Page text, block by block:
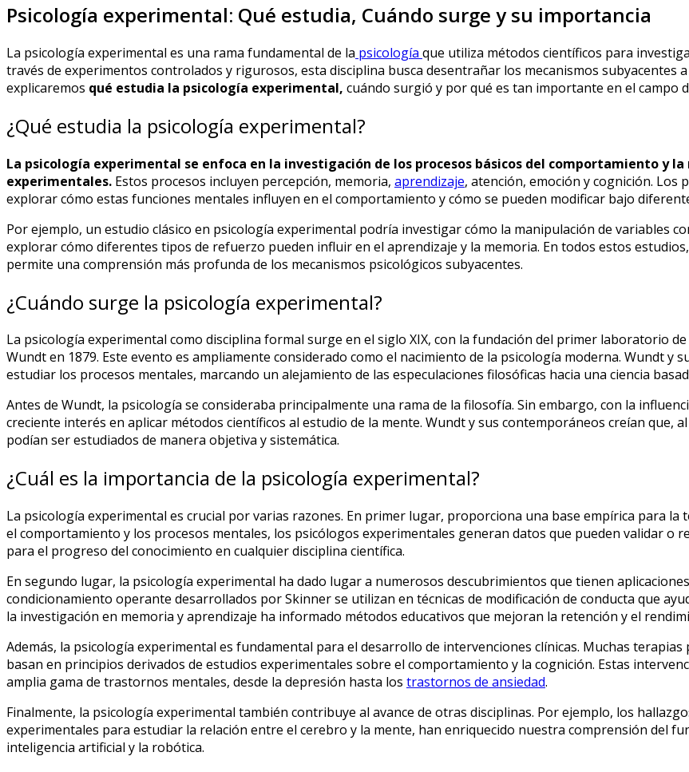
Psicología experimental: Qué estudia, Cuándo surge y su importancia
La psicología experimental es una rama fundamental de la psicología que utiliza métodos científicos para
través de experimentos controlados y rigurosos, esta disciplina busca desentrañar los mecanismos subyacentes
explicaremos qué estudia la psicología experimental, cuándo surgió y por qué es tan importante en el campo
¿Qué estudia la psicología experimental?
La psicología experimental se enfoca en la investigación de los procesos básicos del comportamiento y
experimentales. Estos procesos incluyen percepción, memoria, aprendizaje, atención, emoción y cognición.
explorar cómo estas funciones mentales influyen en el comportamiento y cómo se pueden modificar bajo
Por ejemplo, un estudio clásico en psicología experimental podría investigar cómo la manipulación de variables
explorar cómo diferentes tipos de refuerzo pueden influir en el aprendizaje y la memoria. En todos estos
permite una comprensión más profunda de los mecanismos psicológicos subyacentes.
¿Cuándo surge la psicología experimental?
La psicología experimental como disciplina formal surge en el siglo XIX, con la fundación del primer laboratorio
Wundt en 1879. Este evento es ampliamente considerado como el nacimiento de la psicología moderna. Wundt
estudiar los procesos mentales, marcando un alejamiento de las especulaciones filosóficas hacia una ciencia
Antes de Wundt, la psicología se consideraba principalmente una rama de la filosofía. Sin embargo, con la
creciente interés en aplicar métodos científicos al estudio de la mente. Wundt y sus contemporáneos creían que,
podían ser estudiados de manera objetiva y sistemática.
¿Cuál es la importancia de la psicología experimental?
La psicología experimental es crucial por varias razones. En primer lugar, proporciona una base empírica para
el comportamiento y los procesos mentales, los psicólogos experimentales generan datos que pueden validar o
para el progreso del conocimiento en cualquier disciplina científica.
En segundo lugar, la psicología experimental ha dado lugar a numerosos descubrimientos que tienen
condicionamiento operante desarrollados por Skinner se utilizan en técnicas de modificación de conducta que
la investigación en memoria y aprendizaje ha informado métodos educativos que mejoran la retención y el
Además, la psicología experimental es fundamental para el desarrollo de intervenciones clínicas. Muchas
basan en principios derivados de estudios experimentales sobre el comportamiento y la cognición. Estas
amplia gama de trastornos mentales, desde la depresión hasta los trastornos de ansiedad.
Finalmente, la psicología experimental también contribuye al avance de otras disciplinas. Por ejemplo, los
experimentales para estudiar la relación entre el cerebro y la mente, han enriquecido nuestra comprensión del
inteligencia artificial y la robótica.